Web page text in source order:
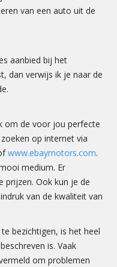
van een auto uit de
aanbied bij het
dan verwijs ik je naar de
om de voor jou perfecte
op internet via
www.ebaymotors.com.
medium. Er
prijzen. Ook kun je de
van de kwaliteit van
bezichtigen, is het heel
is. Vaak
om problemen